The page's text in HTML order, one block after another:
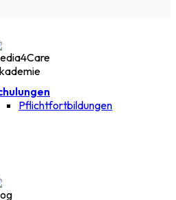
Pflichtfortbildungen